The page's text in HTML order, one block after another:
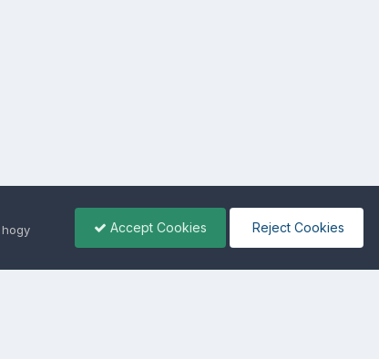
Accept Cookies Reject Cookies